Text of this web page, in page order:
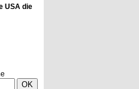
USA die